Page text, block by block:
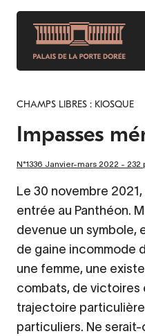
Aller
contenu
principal
CHAMPS LIBRES : KIOSQUE
Impasses
N°1336 Janvier-mars 2022 - 232
Le 30 novembre
entrée au Panthéon.
devenue un symbole,
de gaine incommode
une femme, une
combats, de victoires
trajectoire
particuliers. Ne